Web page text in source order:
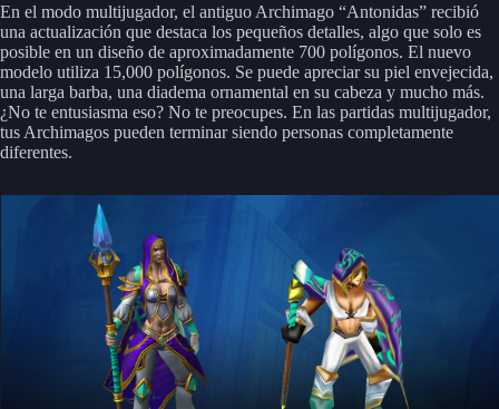
En el modo multijugador, el antiguo Archimago “Antonidas” recibió
una actualización que destaca los pequeños detalles, algo que solo es
posible en un diseño de aproximadamente 700 polígonos. El nuevo
modelo utiliza 15,000 polígonos. Se puede apreciar su piel envejecida,
una larga barba, una diadema ornamental en su cabeza y mucho más.
¿No te entusiasma eso? No te preocupes. En las partidas multijugador,
tus Archimagos pueden terminar siendo personas completamente
diferentes.